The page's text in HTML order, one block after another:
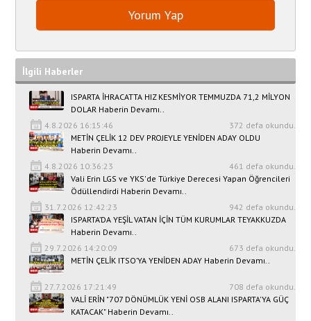
İlgili Haberler
ISPARTA İHRACATTA HIZ KESMİYOR TEMMUZDA 71,2 MİLYON
DOLAR Haberin Devamı..
4.8.2026 16:15:46
372 defa okundu.
METİN ÇELİK 12 DEV PROJEYLE YENİDEN ADAY OLDU
Haberin Devamı..
4.8.2026 10:36:23
461 defa okundu.
Vali Erin LGS ve YKS'de Türkiye Derecesi Yapan Öğrencileri
Ödüllendirdi Haberin Devamı..
31.7.2026 12:42:23
942 defa okundu.
ISPARTA’DA YEŞİL VATAN İÇİN TÜM KURUMLAR TEYAKKUZDA
Haberin Devamı..
29.7.2026 14:20:09
673 defa okundu.
METİN ÇELİK ITSO’YA YENİDEN ADAY Haberin Devamı..
27.7.2026 17:21:49
708 defa okundu.
VALİ ERİN "707 DÖNÜMLÜK YENİ OSB ALANI ISPARTA'YA GÜÇ
KATACAK" Haberin Devamı..